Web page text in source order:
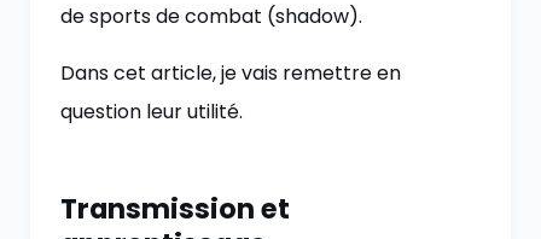
de sports de combat (shadow).
Dans cet article, je vais remettre en
question leur utilité.
Transmission et